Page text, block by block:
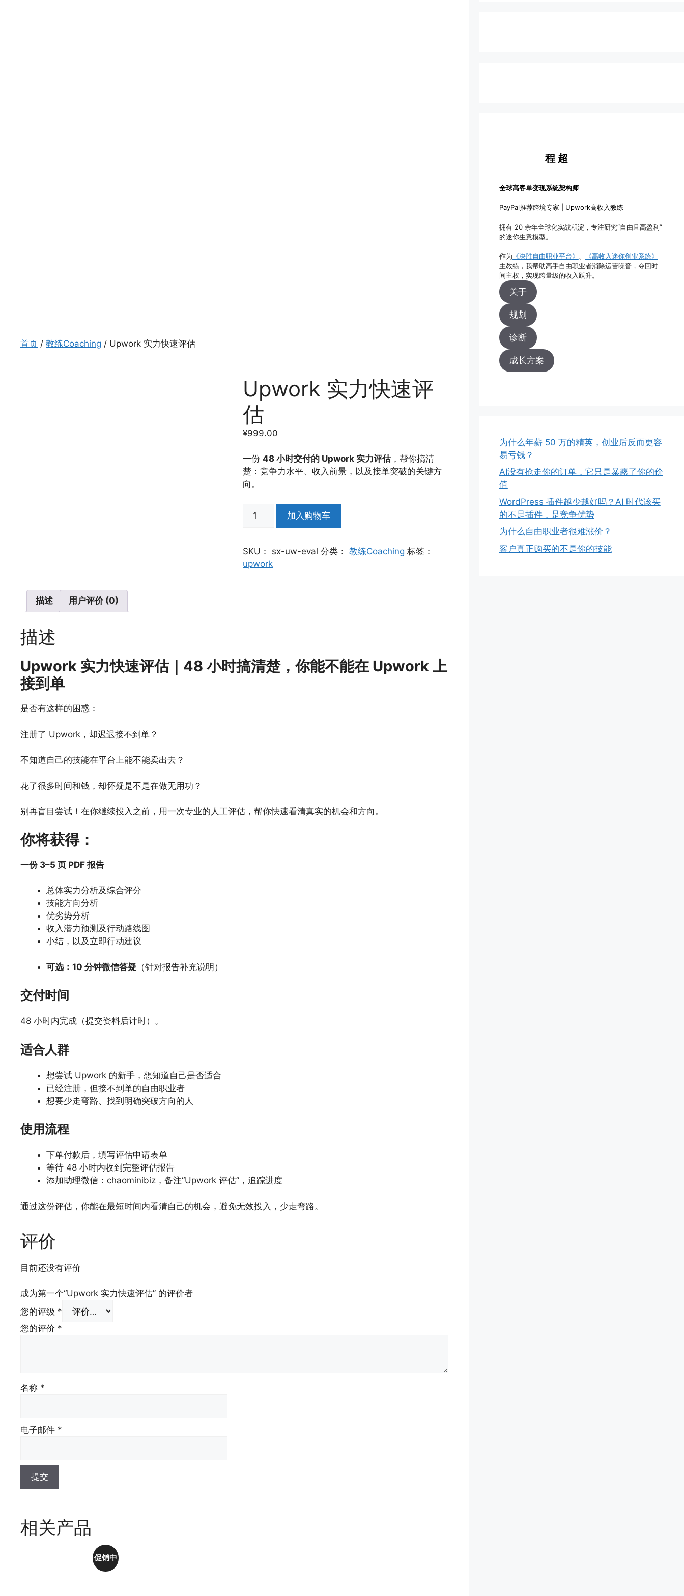
首页 / 教练Coaching / Upwork 实力快速评估
Upwork 实力快速评
估
¥999.00
一份48 小时交付的 Upwork 实力评估，帮你搞清
楚：竞争力水平、收入前景，以及接单突破的关键方
向。
快
速
量
加入购物车
SKU： sx-uw-eval 分类：教练Coaching 标签：
upwork
描述 用户评价 (0)
描述
Upwork 实力快速评估｜48 小时搞清楚，你能不能在 Upwork 上
接到单
是否有这样的困惑：
注册了 Upwork，却迟迟接不到单？
不知道自己的技能在平台上能不能卖出去？
花了很多时间和钱，却怀疑是不是在做无用功？
别再盲目尝试！在你继续投入之前，用一次专业的人工评估，帮你快速看清真实的机会和方向。
你将获得：
一份 3–5 页 PDF 报告
总体实力分析及综合评分
技能方向分析
优劣势分析
收入潜力预测及行动路线图
小结，以及立即行动建议
可选：10 分钟微信答疑 （针对报告补充说明）
交付时间
48 小时内完成（提交资料后计时）。
适合人群
想尝试 Upwork 的新手，想知道自己是否适合
已经注册，但接不到单的自由职业者
想要少走弯路、找到明确突破方向的人
使用流程
下单付款后，填写评估申请表单
等待 48 小时内收到完整评估报告
添加助理微信：chaominibiz，备注“Upwork 评估”，追踪进度
通过这份评估，你能在最短时间内看清自己的机会，避免无效投入，少走弯路。
评价
目前还没有评价
成为第一个“Upwork 实力快速评估” 的评价者
您的评级 *
您的评价 *
名称 *
电子邮件 *
相关产品
促销中
程 超
全球高客单变现系统架构师
PayPal推荐跨境专家 | Upwork高收入教练
拥有 20 余年全球化实战积淀，专注研究“自由且高盈利”
的迷你生意模型。
作为 《决胜自由职业平台》
《高收入迷你创业系统》
主教练，我帮助高手自由职业者消除运营噪音，夺回时
间主权，实现跨量级的收入跃升。
关于
规划
诊断
成长方案
为什么年薪 50 万的精英，创业后反而更容
易亏钱？
AI没有抢走你的订单，它只是暴露了你的价
值
WordPress 插件越少越好吗？AI 时代该买
的不是插件，是竞争优势
为什么自由职业者很难涨价？
客户真正购买的不是你的技能